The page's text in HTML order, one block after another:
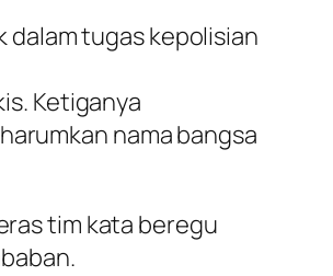
dalam tugas kepolisian
Ketiganya
nama bangsa
tim kata beregu